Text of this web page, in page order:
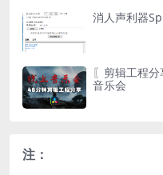
消人声利器
〖剪辑工程
音乐会
注：